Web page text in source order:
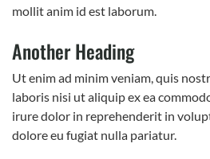
mollit anim id est laborum.
Another Heading
Ut enim ad minim veniam, quis
laboris nisi ut aliquip ex ea
irure dolor in reprehenderit in
dolore eu fugiat nulla pariatur.